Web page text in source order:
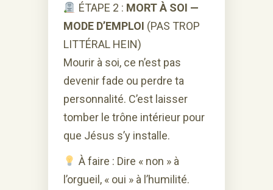
ÉTAPE 2 : MORT À SOI —
MODE D’EMPLOI (PAS TROP
LITTÉRAL HEIN)
Mourir à soi, ce n’est pas
devenir fade ou perdre ta
personnalité. C’est laisser
tomber le trône intérieur pour
que Jésus s’y installe.
À faire : Dire « non » à
l’orgueil, « oui » à l’humilité.